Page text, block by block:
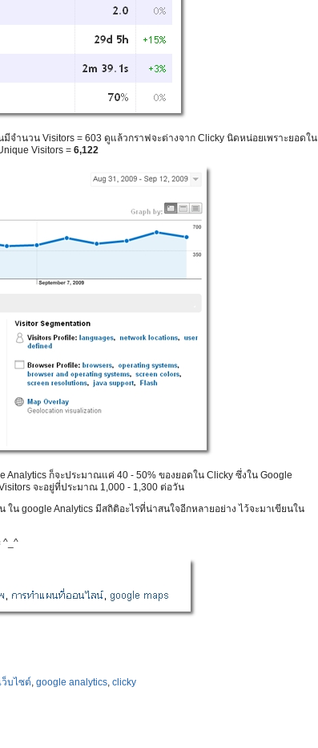
ำนวน Visitors = 603 ดูแล้วกราฟจะต่างจาก Clicky นิดหน่อยเพราะยอดใน
Visitors = 6,122
Analytics ก็จะประมาณแค่ 40 - 50% ของยอดใน Clicky ซึ่งใน Google
จะอยู่ที่ประมาณ 1,000 - 1,300 ต่อวัน
ใน google Analytics มีสถิติอะไรที่น่าสนใจอีกหลายอย่าง ไว้จะมาเขียนใน
^_^
ว็บไซต์, google analytics, clicky